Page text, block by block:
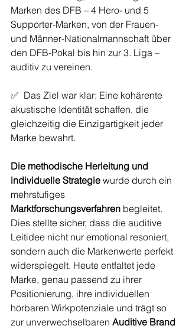
Marken des DFB – 4 Hero- und 5
Supporter-Marken, von der Frauen-
und Männer-Nationalmannschaft über
den DFB-Pokal bis hin zur 3. Liga –
auditiv zu vereinen.
✅
  Das Ziel war klar: Eine kohärente
akustische Identität schaffen, die
gleichzeitig die Einzigartigkeit jeder
Marke bewahrt.
Die methodische Herleitung und
individuelle Strategie wurde durch ein
mehrstufiges
Marktforschungsverfahren begleitet.
Dies stellte sicher, dass die auditive
Leitidee nicht nur emotional resoniert,
sondern auch die Markenwerte perfekt
widerspiegelt. Heute entfaltet jede
Marke, genau passend zu ihrer
Positionierung, ihre individuellen
hörbaren Wirkpotenziale und trägt so
zur unverwechselbaren Auditive Brand